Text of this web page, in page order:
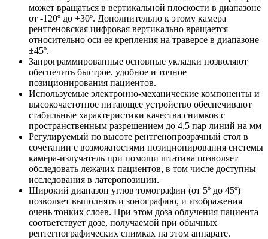
может вращаться в вертикальной плоскости в диапазоне
от -120º до +30º. Дополнительно к этому камера
рентгеновская цифровая вертикально вращается
относительно оси ее крепления на траверсе в диапазоне
±45º.
Запрограммированные основные укладки позволяют
обеспечить быстрое, удобное и точное
позиционирования пациентов.
Используемые электронно-механические компоненты и
высокочастотное питающее устройство обеспечивают
стабильные характеристики качества снимков с
пространственным разрешением до 4,5 пар линий на мм
Регулируемый по высоте рентгенопрозрачный стол в
сочетании с возможностями позиционирования системы
камера-излучатель при помощи штатива позволяет
обследовать лежачих пациентов, в том числе доступны
исследования в латеропозиции.
Широкий диапазон углов томографии (от 5º до 45º)
позволяет выполнять и зонографию, и изображения
очень тонких слоев. При этом доза облучения пациента
соответствует дозе, получаемой при обычных
рентегнографических снимках на этом аппарате.